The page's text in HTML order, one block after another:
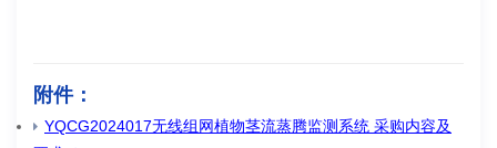
附件：
YQCG2024017无线组网植物茎流蒸腾监测系统 采购内容及